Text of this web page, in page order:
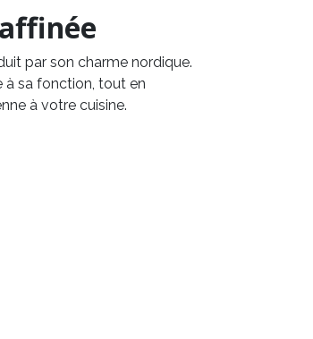
par son charme nordique.
à sa fonction, tout en
à votre cuisine.